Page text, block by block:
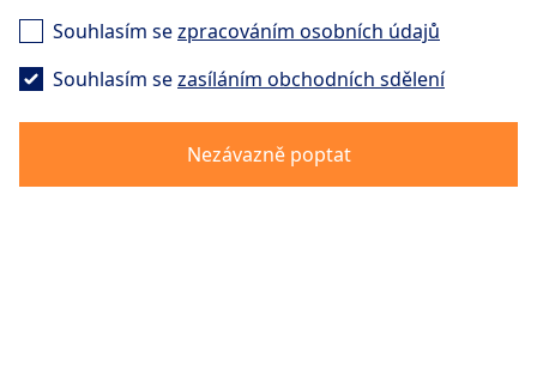
Souhlasím sezpracováním osobních údajů
Souhlasím sezasíláním obchodních sdělení
Nezávazně poptat